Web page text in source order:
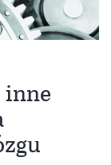
inne